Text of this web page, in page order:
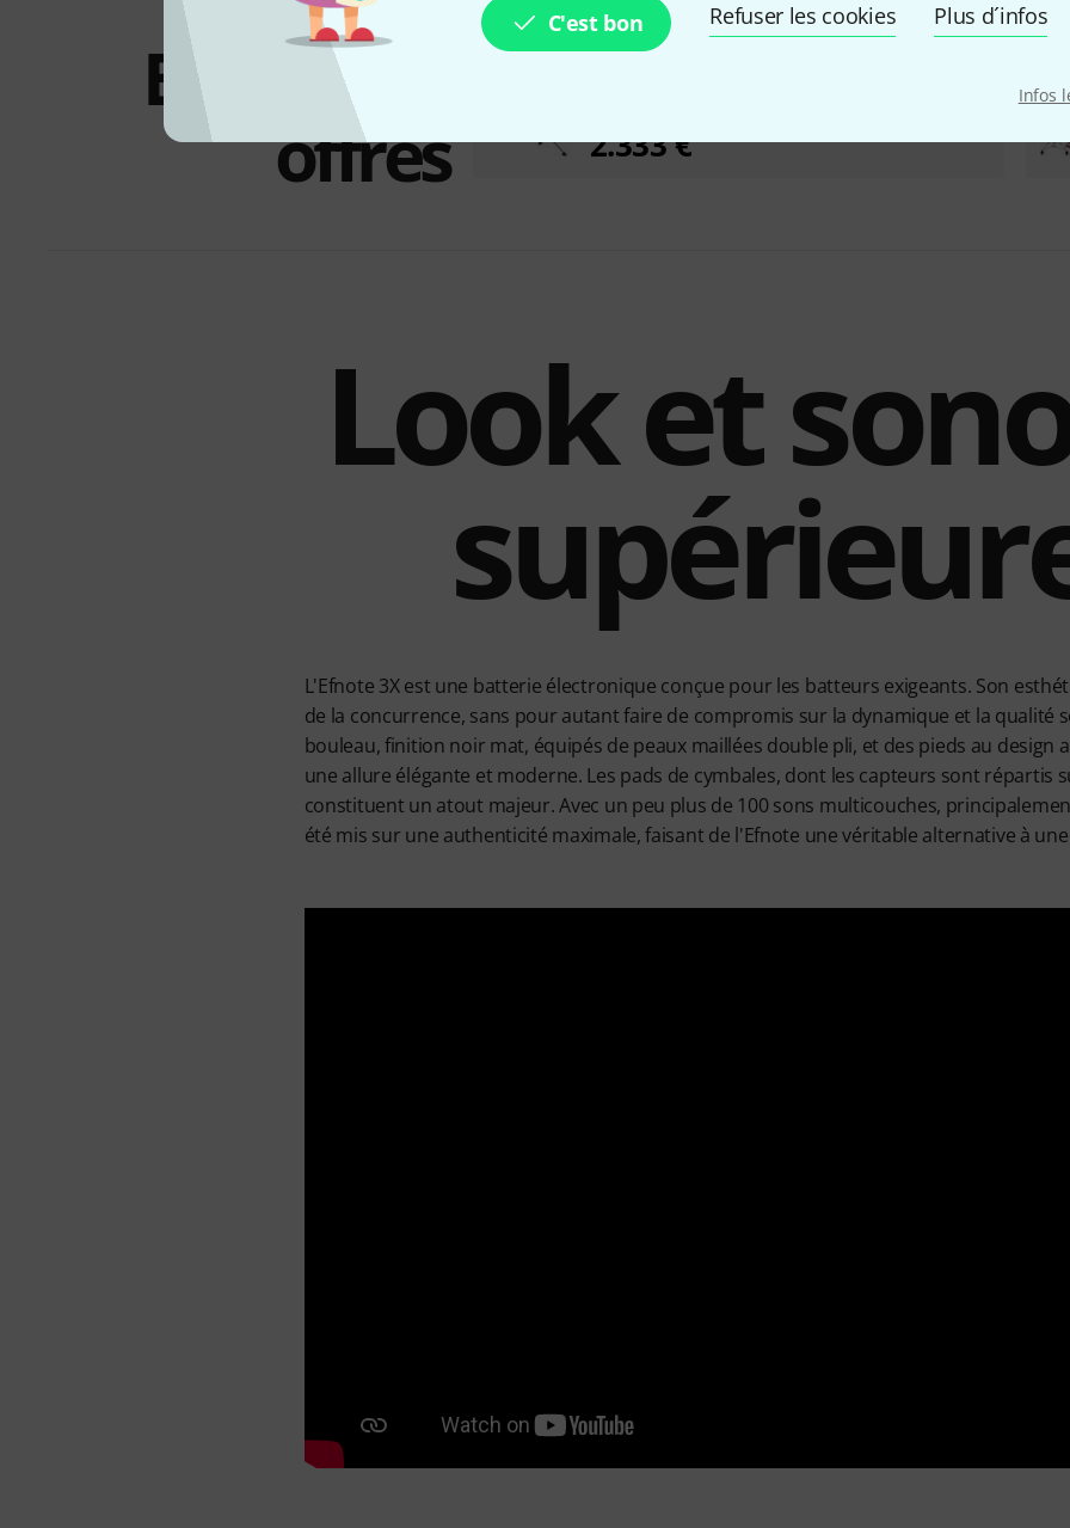
C'est bon Refuser les cookies Plus d´infos
Infos
Bundles &
offres 2.333 €
Look et
L'Efnote 3X est une batterie électronique conçue pour les batteurs exigeants. Son
de la concurrence, sans pour autant faire de compromis sur la dynamique et la qualité
bouleau, finition noir mat, équipés de peaux maillées double pli, et des pieds au design
une allure élégante et moderne. Les pads de cymbales, dont les capteurs sont répartis
constituent un atout majeur. Avec un peu plus de 100 sons multicouches,
été mis sur une authenticité maximale, faisant de l'Efnote une véritable alternative à